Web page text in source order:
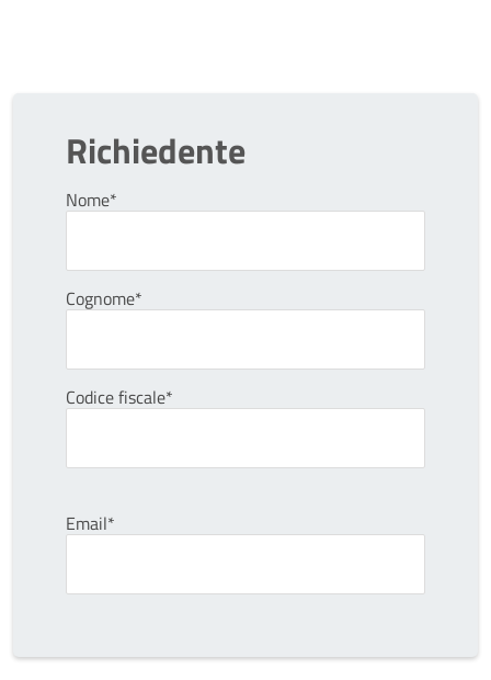
Richiedente
Nome*
Cognome*
Codice fiscale*
Email*